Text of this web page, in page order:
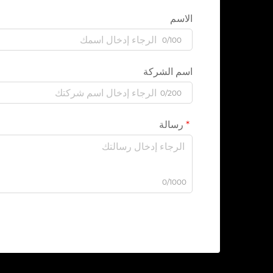
الاسم
0/100
اسم الشركة
0/200
رسالة
0/1000